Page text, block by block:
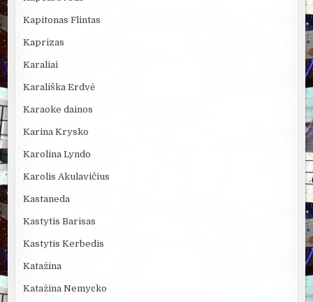
Kapitonas Flintas
Kaprizas
Karaliai
Karališka Erdvė
Karaoke dainos
Karina Krysko
Karolina Lyndo
Karolis Akulavičius
Kastaneda
Kastytis Barisas
Kastytis Kerbedis
Katažina
Katažina Nemycko